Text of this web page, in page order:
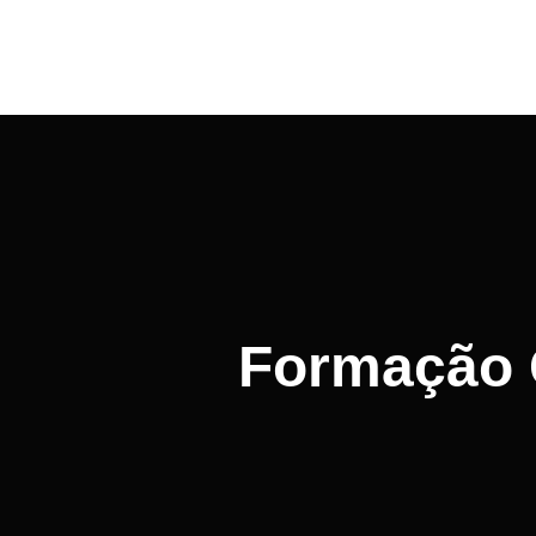
Formação